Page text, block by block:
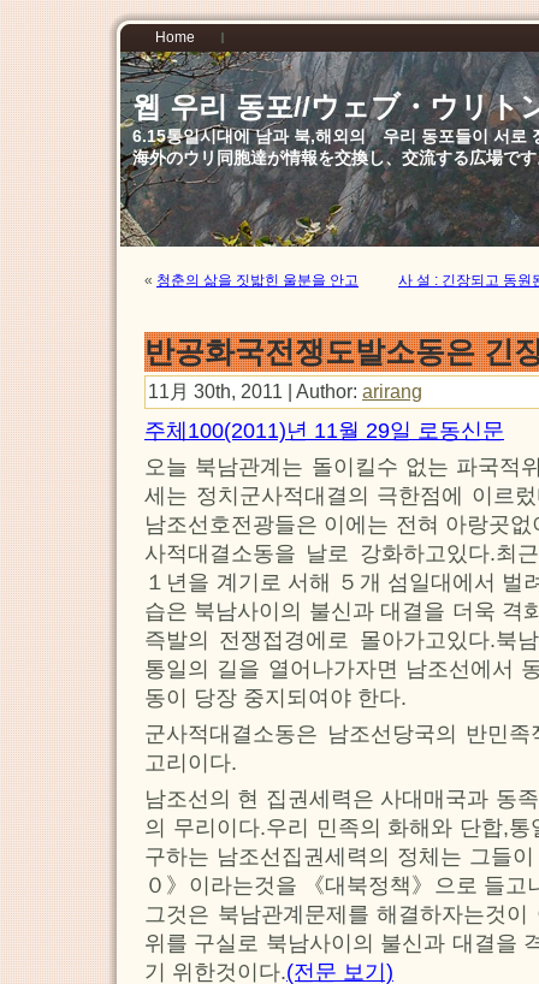
Home
웹 우리 동포//ウェブ・ウリト
6.15통일시대에 남과 북,해외의 우리 동포들이 서로
海外のウリ同胞達が情報を交換し、交流する広場で
« 청춘의 삶을 짓밟힌 울분을 안고 사 설 : 긴장되고 동원
반공화국전쟁도발소동은 긴
11月 30th, 2011 | Author: arirang
주체100(2011)년 11월 29일 로동신문
오늘 북남관계는 돌이킬수 없는 파국적
세는 정치군사적대결의 극한점에 이르
남조선호전광들은 이에는 전혀 아랑곳
사적대결소동을 날로 강화하고있다.최
１년을 계기로 서해 ５개 섬일대에서 벌
습은 북남사이의 불신과 대결을 더욱 격
즉발의 전쟁접경에로 몰아가고있다.북
통일의 길을 열어나가자면 남조선에서
동이 당장 중지되여야 한다.
군사적대결소동은 남조선당국의 반민
고리이다.
남조선의 현 집권세력은 사대매국과 동
의 무리이다.우리 민족의 화해와 단합,
구하는 남조선집권세력의 정체는 그들
０》이라는것을 《대북정책》으로 들
그것은 북남관계문제를 해결하자는것
위를 구실로 북남사이의 불신과 대결을
기 위한것이다.(전문 보기)